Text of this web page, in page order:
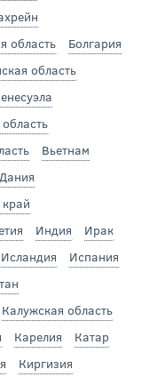
область
Болгария
область
Вьетнам
Дания
Индия
Ирак
Исландия
Испания
Калужская область
Карелия
Катар
Киргизия